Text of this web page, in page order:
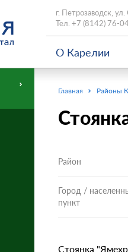
г. Петрозаводск,
Тел. +7 (8142) 76-
О Карелии
Главная Районы
Район
Город /
пункт
Стоянка